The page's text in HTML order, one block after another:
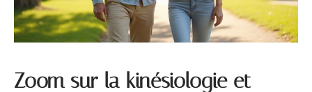
Zoom sur la kinésiologie et